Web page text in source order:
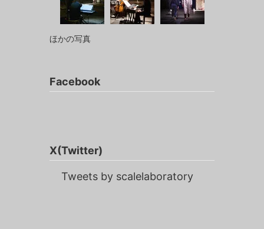
ほかの写真
Facebook
X(Twitter)
Tweets by scalelaboratory